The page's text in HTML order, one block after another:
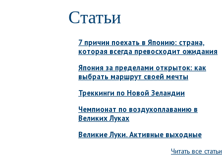
Статьи
7 причин поехать в Японию: страна,
которая всегда превосходит ожидания
Япония за пределами открыток: как
выбрать маршрут своей мечты
Треккинги по Новой Зеландии
Чемпионат по воздухоплаванию в
Великих Луках
Великие Луки. Активные выходные
Читать все статьи